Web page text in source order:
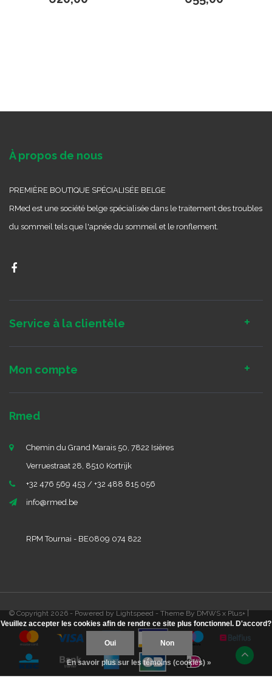
À propos de nous
PREMIÈRE BOUTIQUE SPÉCIALISÉE BELGE
RMed est une société belge spécialisée dans le traitement des troubles
du sommeil tels que l'apnée du sommeil et le ronflement.
Service à la clientèle
Mon compte
Rmed
Chemin du Grand Marais 50, 7822 Isières
Verruestraat 28, 8510 Kortrijk
+32 476 569 453 / +32 488 815 056
info@rmed.be
RPM Tournai - BE0809 074 822
© Copyright 2026 - Powered by Lightspeed - Theme By DMWS x Plus+
Veuillez accepter les cookies afin de rendre ce site plus fonctionnel. D'accord?
Oui Non
En savoir plus sur les témoins (cookies) »